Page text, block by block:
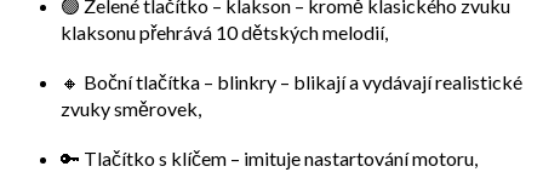
🟢 Zelené tlačítko – klakson – kromě klasického zvuku
klaksonu přehrává 10 dětských melodií,
🔸 Boční tlačítka – blinkry – blikají a vydávají realistické
zvuky směrovek,
🔑 Tlačítko s klíčem – imitujenastartování motoru,